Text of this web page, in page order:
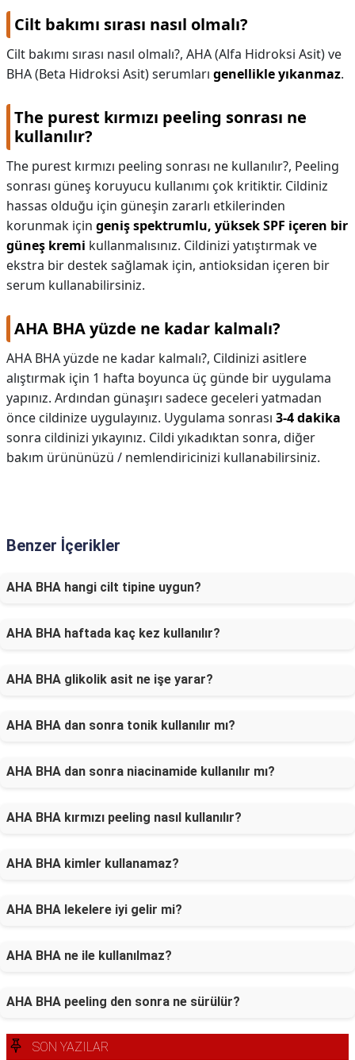
Cilt bakımı sırası nasıl olmalı?
Cilt bakımı sırası nasıl olmalı?, AHA (Alfa Hidroksi Asit) ve
BHA (Beta Hidroksi Asit) serumları genellikle yıkanmaz.
The purest kırmızı peeling sonrası ne
kullanılır?
The purest kırmızı peeling sonrası ne kullanılır?, Peeling
sonrası güneş koruyucu kullanımı çok kritiktir. Cildiniz
hassas olduğu için güneşin zararlı etkilerinden
korunmak için geniş spektrumlu, yüksek SPF içeren bir
güneş kremi kullanmalısınız. Cildinizi yatıştırmak ve
ekstra bir destek sağlamak için, antioksidan içeren bir
serum kullanabilirsiniz.
AHA BHA yüzde ne kadar kalmalı?
AHA BHA yüzde ne kadar kalmalı?, Cildinizi asitlere
alıştırmak için 1 hafta boyunca üç günde bir uygulama
yapınız. Ardından günaşırı sadece geceleri yatmadan
önce cildinize uygulayınız. Uygulama sonrası 3-4 dakika
sonra cildinizi yıkayınız. Cildi yıkadıktan sonra, diğer
bakım ürününüzü / nemlendiricinizi kullanabilirsiniz.
Benzer İçerikler
AHA BHA hangi cilt tipine uygun?
AHA BHA haftada kaç kez kullanılır?
AHA BHA glikolik asit ne işe yarar?
AHA BHA dan sonra tonik kullanılır mı?
AHA BHA dan sonra niacinamide kullanılır mı?
AHA BHA kırmızı peeling nasıl kullanılır?
AHA BHA kimler kullanamaz?
AHA BHA lekelere iyi gelir mi?
AHA BHA ne ile kullanılmaz?
AHA BHA peeling den sonra ne sürülür?
SON YAZILAR